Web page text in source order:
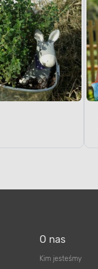
O nas
Kim jesteśmy